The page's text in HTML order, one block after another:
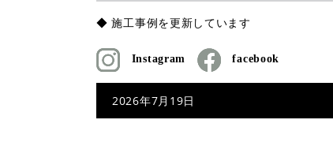
◆ 施工事例を更新しています
Instagram facebook
2026年7月19日